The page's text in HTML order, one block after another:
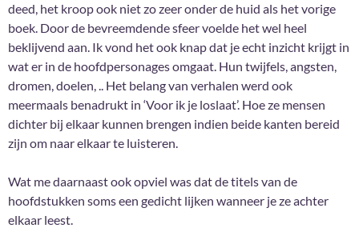
deed, het kroop ook niet zo zeer onder de huid als het vorige
boek. Door de bevreemdende sfeer voelde het wel heel
beklijvend aan. Ik vond het ook knap dat je echt inzicht krijgt in
wat er in de hoofdpersonages omgaat. Hun twijfels, angsten,
dromen, doelen, .. Het belang van verhalen werd ook
meermaals benadrukt in ‘Voor ik je loslaat’. Hoe ze mensen
dichter bij elkaar kunnen brengen indien beide kanten bereid
zijn om naar elkaar te luisteren.
Wat me daarnaast ook opviel was dat de titels van de
hoofdstukken soms een gedicht lijken wanneer je ze achter
elkaar leest.